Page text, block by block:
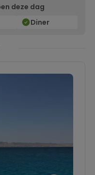
deze dag
Diner